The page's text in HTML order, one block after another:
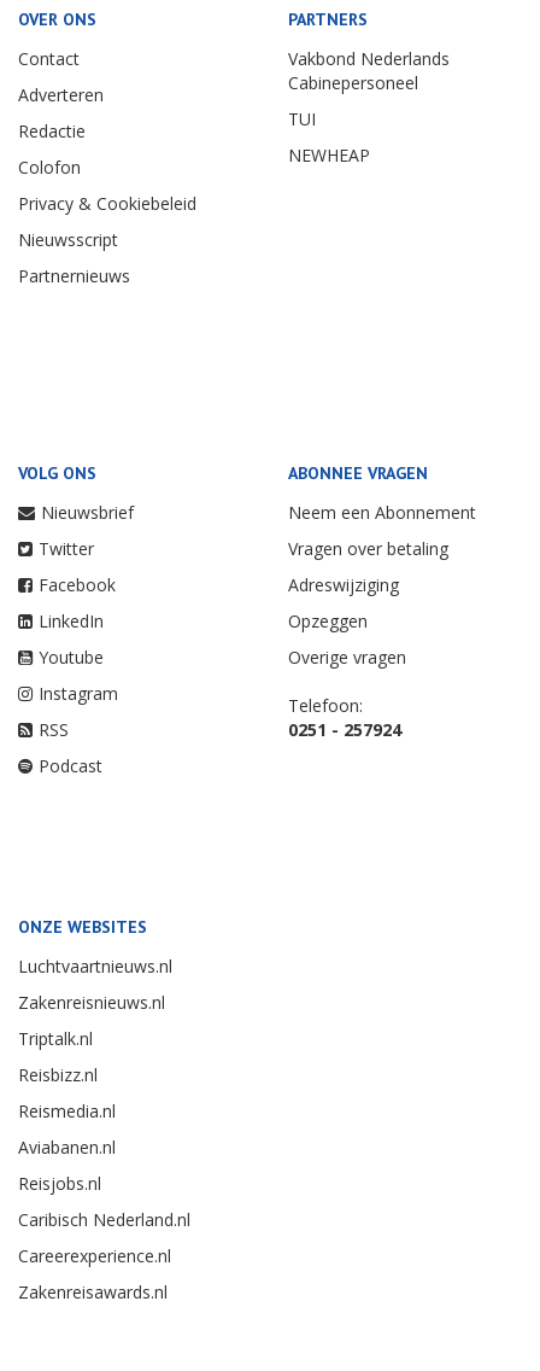
OVER ONS
Contact
Adverteren
Redactie
Colofon
Privacy & Cookiebeleid
Nieuwsscript
Partnernieuws
PARTNERS
Vakbond Nederlands
Cabinepersoneel
TUI
NEWHEAP
VOLG ONS
Nieuwsbrief
Twitter
Facebook
LinkedIn
Youtube
Instagram
RSS
Podcast
ABONNEE VRAGEN
Neem een Abonnement
Vragen over betaling
Adreswijziging
Opzeggen
Overige vragen
Telefoon:
0251 - 257924
ONZE WEBSITES
Luchtvaartnieuws.nl
Zakenreisnieuws.nl
Triptalk.nl
Reisbizz.nl
Reismedia.nl
Aviabanen.nl
Reisjobs.nl
Caribisch Nederland.nl
Careerexperience.nl
Zakenreisawards.nl